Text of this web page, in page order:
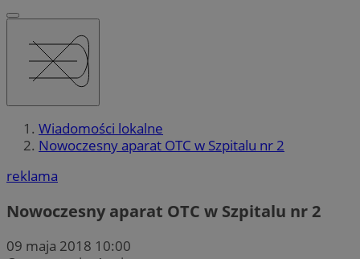
Wiadomości lokalne
Nowoczesny aparat OTC w Szpitalu nr 2
reklama
Nowoczesny aparat OTC w Szpitalu nr 2
09 maja 2018 10:00